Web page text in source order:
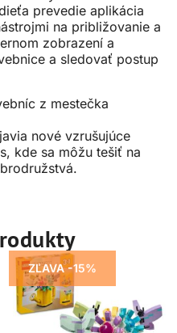
prevedie aplikácia
na približovanie a
zobrazení a
a sledovať postup
z mestečka
nové vzrušujúce
kde sa môžu tešiť na
ZĽAVA -15%